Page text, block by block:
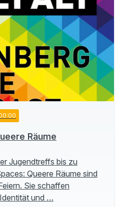
Räume
Jugendtreffs bis zu
Queere Räume sind
Sie schaffen
und …